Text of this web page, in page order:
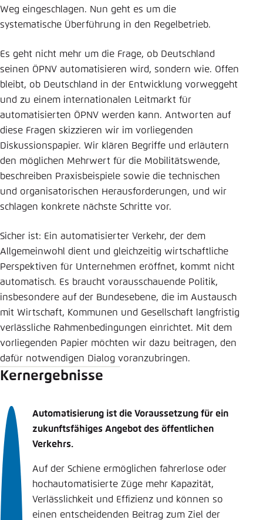
Weg eingeschlagen. Nun geht es um die
systematische Überführung in den Regelbetrieb.
Es geht nicht mehr um die Frage, ob Deutschland
seinen ÖPNV automatisieren wird, sondern wie. Offen
bleibt, ob Deutschland in der Entwicklung vorweggeht
und zu einem internationalen Leitmarkt für
automatisierten ÖPNV werden kann. Antworten auf
diese Fragen skizzieren wir im vorliegenden
Diskussionspapier. Wir klären Begriffe und erläutern
den möglichen Mehrwert für die Mobilitätswende,
beschreiben Praxisbeispiele sowie die technischen
und organisatorischen Herausforderungen, und wir
schlagen konkrete nächste Schritte vor.
Sicher ist: Ein automatisierter Verkehr, der dem
Allgemeinwohl dient und gleichzeitig wirtschaftliche
Perspektiven für Unternehmen eröffnet, kommt nicht
automatisch. Es braucht vorausschauende Politik,
insbesondere auf der Bundesebene, die im Austausch
mit Wirtschaft, Kommunen und Gesellschaft langfristig
verlässliche Rahmenbedingungen einrichtet. Mit dem
vorliegenden Papier möchten wir dazu beitragen, den
dafür notwendigen Dialog voranzubringen.
Kernergebnisse
Automatisierung ist die Voraussetzung für ein
zukunftsfähiges Angebot des öffentlichen
Verkehrs.
Auf der Schiene ermöglichen fahrerlose oder
hochautomatisierte Züge mehr Kapazität,
Verlässlichkeit und Effizienz und können so
einen entscheidenden Beitrag zum Ziel der